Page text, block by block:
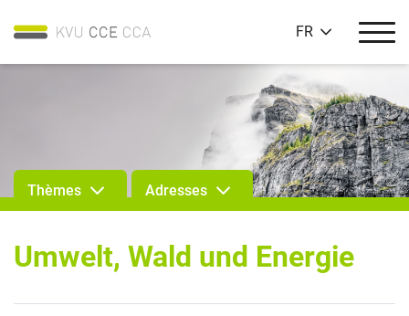
FR
Thèmes Adresses
Umwelt, Wald und Energie